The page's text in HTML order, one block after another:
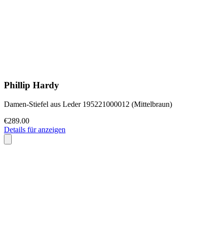
Phillip Hardy
Damen-Stiefel aus Leder 195221000012 (Mittelbraun)
€289.00
Details für anzeigen